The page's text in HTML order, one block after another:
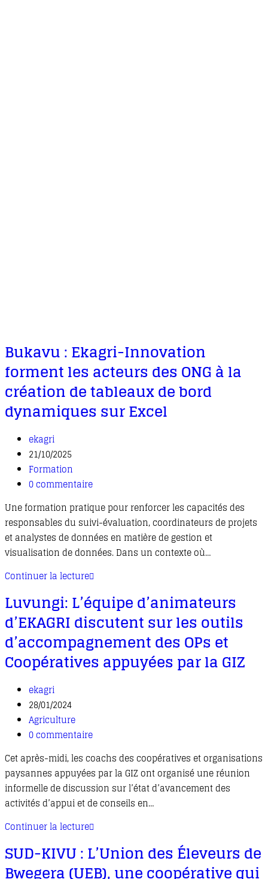
Bukavu : Ekagri-Innovation
forment les acteurs des ONG à la
création de tableaux de bord
dynamiques sur Excel
ekagri
21/10/2025
Formation
0 commentaire
Une formation pratique pour renforcer les capacités des
responsables du suivi-évaluation, coordinateurs de projets
et analystes de données en matière de gestion et
visualisation de données. Dans un contexte où…
Continuer la lecture
Luvungi: L’équipe d’animateurs
d’EKAGRI discutent sur les outils
d’accompagnement des OPs et
Coopératives appuyées par la GIZ
ekagri
28/01/2024
Agriculture
0 commentaire
Cet après-midi, les coachs des coopératives et organisations
paysannes appuyées par la GIZ ont organisé une réunion
informelle de discussion sur l’état d’avancement des
activités d’appui et de conseils en…
Continuer la lecture
SUD-KIVU : L’Union des Éleveurs de
Bwegera (UEB), une coopérative qui